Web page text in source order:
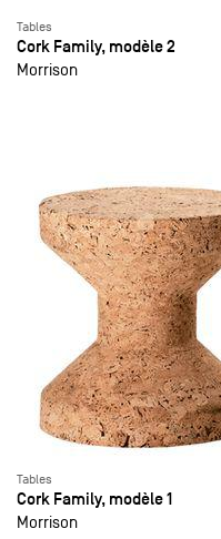
Tables
Cork Family, modèle 2
Morrison
Tables
Cork Family, modèle 1
Morrison